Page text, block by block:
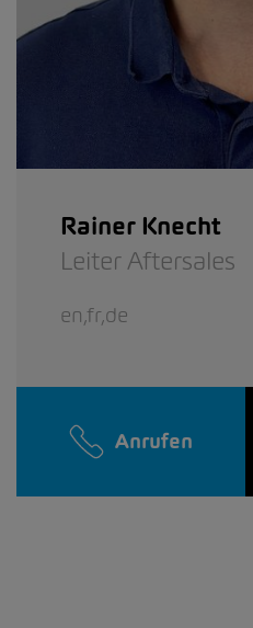
Rainer Knecht
Leiter Aftersales
en,fr,de
Anrufen